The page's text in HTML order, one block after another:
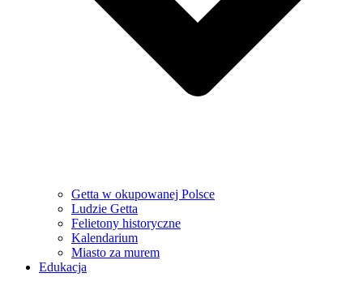
Getta w okupowanej Polsce
Ludzie Getta
Felietony historyczne
Kalendarium
Miasto za murem
Edukacja